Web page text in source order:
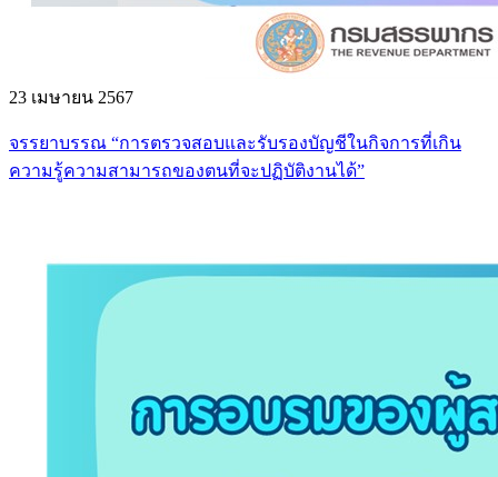
23 เมษายน 2567
จรรยาบรรณ “การตรวจสอบและรับรองบัญชีในกิจการที่เกิน
ความรู้ความสามารถของตนที่จะปฏิบัติงานได้”